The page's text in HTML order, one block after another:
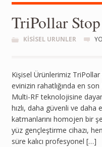
TriPollar
KISISEL URUNLER
Kişisel Ürünlerimiz TriPollar
evinizin rahatlığında en
Multi-RF teknolojisine
hızlı, daha güvenli ve
katmanlarını homojen bir
yüz gençleştirme cihazı,
süre kalıcı profesyonel […]